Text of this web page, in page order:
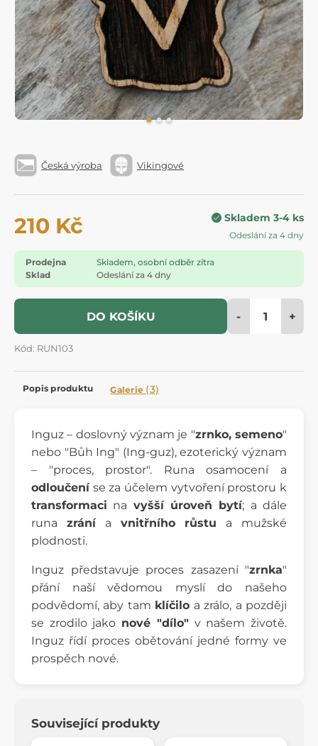
Česká výroba Vikingové
210 Kč Skladem 3-4 ks
Odeslání za 4 dny
Prodejna
Skladem, osobní odběr zítra
Sklad
Odeslání za 4 dny
DO KOŠÍKU - +
Kód: RUN103
Popis produktu Galerie (3)
Inguz – doslovný význam je "zrnko, semeno"
nebo "Bůh Ing" (Ing-guz), ezoterický význam
– "proces, prostor". Runa osamocení a
odloučeníse za účelem vytvoření prostoru k
transformaci na vyšší úroveň bytí; a dále
runa zránía vnitřního růstu a mužské
plodnosti.
Inguz představuje proces zasazení "zrnka"
přání naší vědomou myslí do našeho
podvědomí, aby tam klíčilo a zrálo, a později
se zrodilo jako nové "dílo"v našem životě.
Inguz řídí proces obětování jedné formy ve
prospěch nové.
Související produkty